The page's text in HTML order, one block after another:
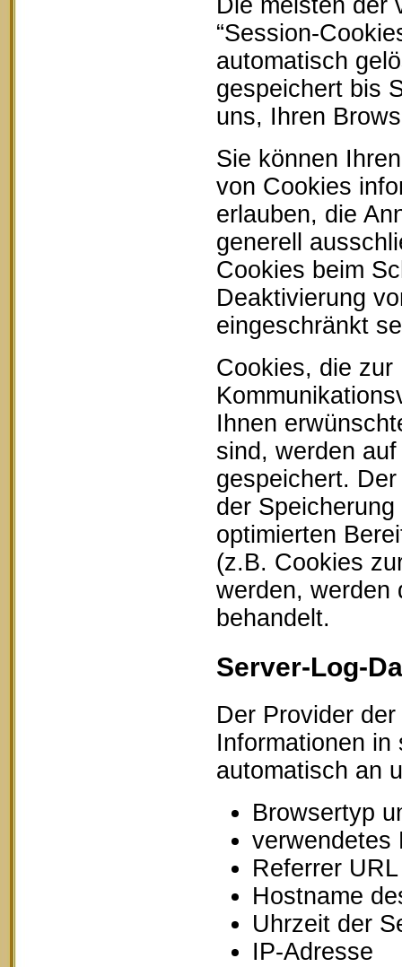
Die meisten der
“Session-
automatisch
gespeichert bis
uns, Ihren
Sie können
von Cookies
erlauben, die
generell
Cookies beim
Deaktivierung
eingeschränkt
Cookies, die zur
Ihnen
sind, werden
gespeichert.
der
optimierten
(z.B. Cookies
werden, werden
behandelt.
Server-Log-
Der Provider
Informationen
automatisch an
Browsertyp
verwendetes
Referrer URL
Hostname
Uhrzeit der
IP-Adresse